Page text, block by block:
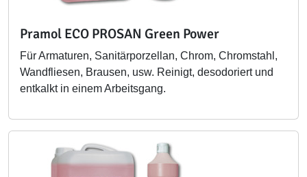
Pramol ECO PROSAN Green Power
Für Armaturen, Sanitärporzellan, Chrom, Chromstahl,
Wandfliesen, Brausen, usw. Reinigt, desodoriert und
entkalkt in einem Arbeitsgang.